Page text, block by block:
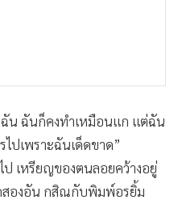
น ฉันก็คงทำเหมือนแก แต่ฉัน
ปเพราะฉันเด็ดขาด”
ป เหรียญของตนลอยคว้างอยู่
สองอัน กสิณกับพิมพ์อรยิ้ม